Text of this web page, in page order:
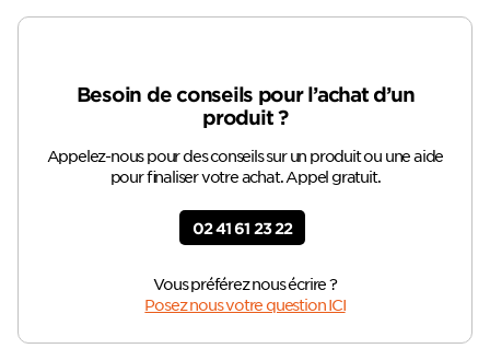
Besoin de conseils pour l’achat d’un
produit ?
Appelez-nous pour des conseils sur un produit ou une aide
pour finaliser votre achat. Appel gratuit.
02 41 61 23 22
Vous préférez nous écrire ?
Posez nous votre question ICI